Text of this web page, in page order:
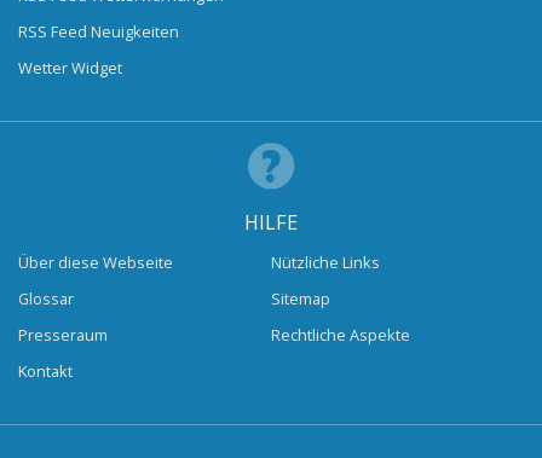
RSS Feed Neuigkeiten
Wetter Widget
HILFE
Über diese Webseite
Glossar
Presseraum
Kontakt
Nützliche Links
Sitemap
Rechtliche Aspekte